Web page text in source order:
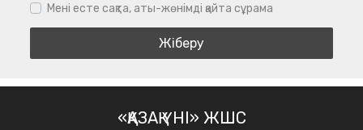
Мені есте сақта, аты-жөнімді қайта сұрама
«ҚАЗАҚ ҮНІ» ЖШС